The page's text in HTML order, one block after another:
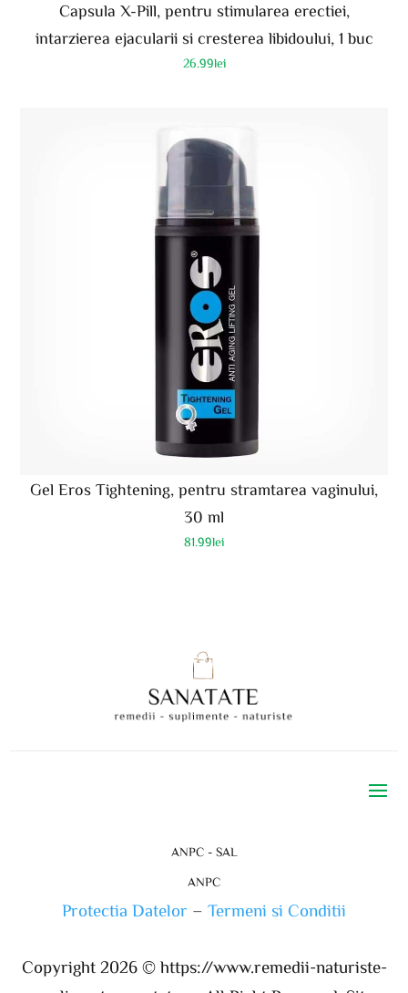
Capsula X-Pill, pentru stimularea erectiei,
intarzierea ejacularii si cresterea libidoului, 1 buc
26.99lei
Gel Eros Tightening, pentru stramtarea vaginului,
30 ml
81.99lei
ANPC - SAL
ANPC
Protectia Datelor – Termeni si Conditii
Copyright 2026 ©https://www.remedii-naturiste-